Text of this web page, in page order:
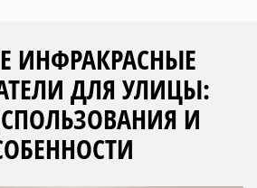
ИНФРАКРАСНЫЕ
ДЛЯ УЛИЦЫ:
И